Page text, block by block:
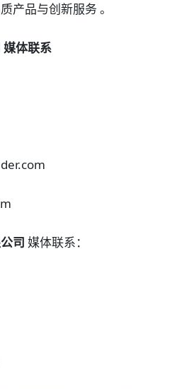
产品与创新服务 。
体联系
司 媒体联系：